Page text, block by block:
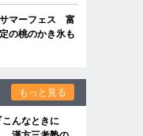
サマーフェス 富
の桃のかき氷も
もっと見る
んなときに